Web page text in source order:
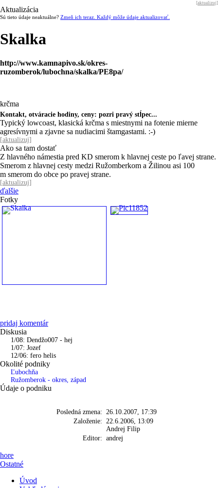
[aktualizuj]
Aktualizácia
Sú tieto údaje neaktuálne? Zmeň ich teraz. Každý môže údaje aktualizovať.
Skalka
http://www.kamnapivo.sk/okres-
ruzomberok/lubochna/skalka/PE8pa/
krčma
Kontakt, otváracie hodiny, ceny: pozri pravý stĺpec...
Typický lowcoast, klasická krčma s miestnymi na fotenie mierne
agresívnymi a zjavne sa nudiacimi štamgastami. :-)
[aktualizuj]
Ako sa tam dostať
Z hlavného námestia pred KD smerom k hlavnej ceste po ľavej strane.
Smerom z hlavnej cesty medzi Ružomberkom a Žilinou asi 100
m smerom do obce po pravej strane.
[aktualizuj]
ďalšie
Fotky
pridaj komentár
Diskusia
1/08: Dendžo007 - hej
1/07: Jozef
12/06: fero helis
Okolité podniky
Ľubochňa
Ružomberok - okres, západ
Údaje o podniku
Posledná zmena: 26.10.2007, 17:39
Založenie: 22.6.2006, 13:09
Andrej Filip
Editor: andrej
hore
Ostatné
Úvod